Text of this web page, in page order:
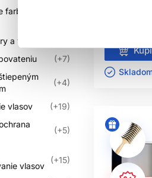
Častou chybou je agresívne
hutných
Ak sa vlasy lámu, pôsobia
potrieb pokožky a životného
farby vo
a vlny
+7
+4
vlasov
+19
+5
vlasov
+15
Skladom